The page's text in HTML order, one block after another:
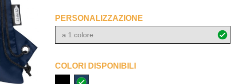
PERSONALIZZAZIONE
a 1 colore
COLORI DISPONIBILI
navy